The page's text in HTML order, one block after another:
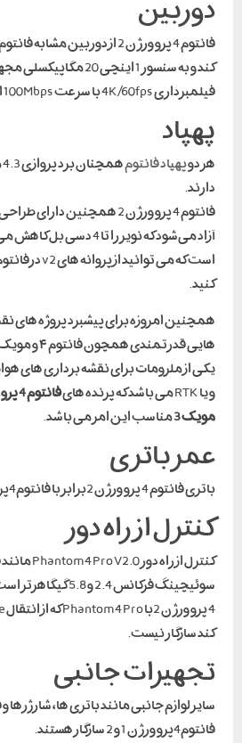
دوربین
کند و به سنسور 1 اینچی 20
فیلمبرداری 4K/60fps با سرعت 100Mbps است.
پهپاد
هر دوپهپاد فانتوم
دارند.
فانتوم 4 پرو ورژن 2 همچنین
آزاد می‌شود که نویز را
کنید.
همچنین امروزه برای پیشبرد پروژه های
و یا RTK می باشد که پرنده های
مویک 3 مناسب این امر می باشد.
عمر باتری
باتری فانتوم 4 پرو ورژن 2برابر با فانتوم4پرو ورژن 1 است.
کنترل از راه دور
سوئیچینگ فرکانس 2.4
کند سازگار نیست.
تجهیزات جانبی
فانتوم4پرو ورژن 1 و 2 سازگار هستند.